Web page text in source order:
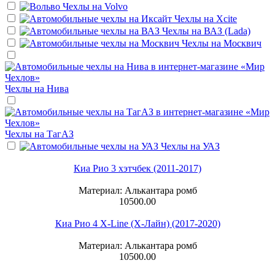
Чехлы на Volvo
Чехлы на Xcite
Чехлы на ВАЗ (Lada)
Чехлы на Москвич
Чехлы на Нива
Чехлы на ТагАЗ
Чехлы на УАЗ
Киа Рио 3 хэтчбек (2011-2017)
Материал: Алькантара ромб
10500.00
Киа Рио 4 X-Line (Х-Лайн) (2017-2020)
Материал: Алькантара ромб
10500.00